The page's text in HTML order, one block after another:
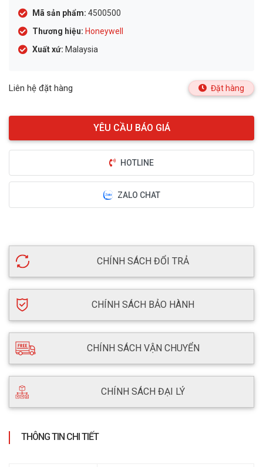
Mã sản phẩm: 4500500
Thương hiệu: Honeywell
Xuất xứ: Malaysia
Liên hệ đặt hàng Đặt hàng
HOTLINE
ZALO CHAT
CHÍNH SÁCH ĐỔI TRẢ
CHÍNH SÁCH BẢO HÀNH
CHÍNH SÁCH VẬN CHUYỂN
CHÍNH SÁCH ĐẠI LÝ
THÔNG TIN CHI TIẾT